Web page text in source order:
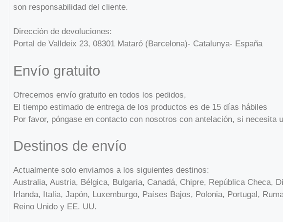
son responsabilidad del cliente.
Dirección de devoluciones:
Portal de Valldeix 23, 08301 Mataró (Barcelona)- Catalunya- España
Envío gratuito
Ofrecemos envío gratuito en todos los pedidos,
El tiempo estimado de entrega de los productos es de 15 días hábiles
Por favor, póngase en contacto con nosotros con antelación, si necesita
Destinos de envío
Actualmente solo enviamos a los siguientes destinos:
Australia, Austria, Bélgica, Bulgaria, Canadá, Chipre, República Checa,
Irlanda, Italia, Japón, Luxemburgo, Países Bajos, Polonia, Portugal,
Reino Unido y EE. UU.